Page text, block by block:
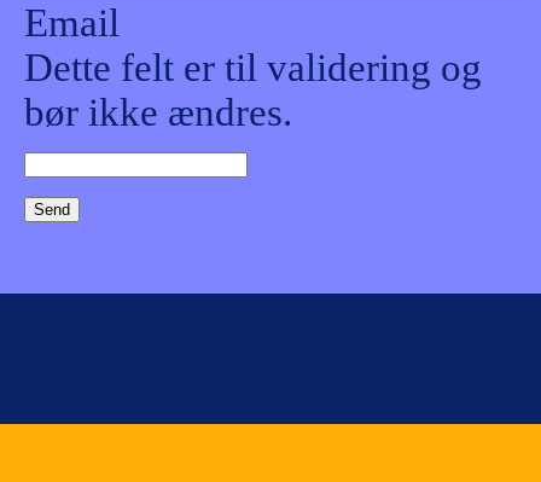
Email
Dette felt er til validering og
bør ikke ændres.